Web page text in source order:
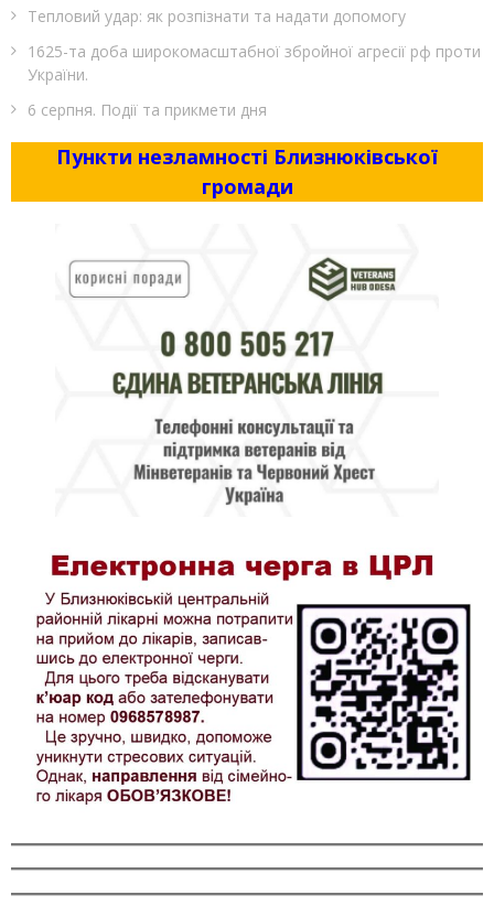
Тепловий удар: як розпізнати та надати допомогу
1625-та доба широкомасштабної збройної агресії рф проти
України.
6 серпня. Події та прикмети дня
Пункти незламності Близнюківської
громади